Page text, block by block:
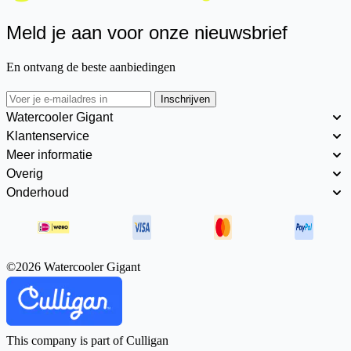
Meld je aan voor onze nieuwsbrief
En ontvang de beste aanbiedingen
Inschrijven
Watercooler Gigant
Klantenservice
Meer informatie
Overig
Onderhoud
©2026 Watercooler Gigant
This company is part of Culligan